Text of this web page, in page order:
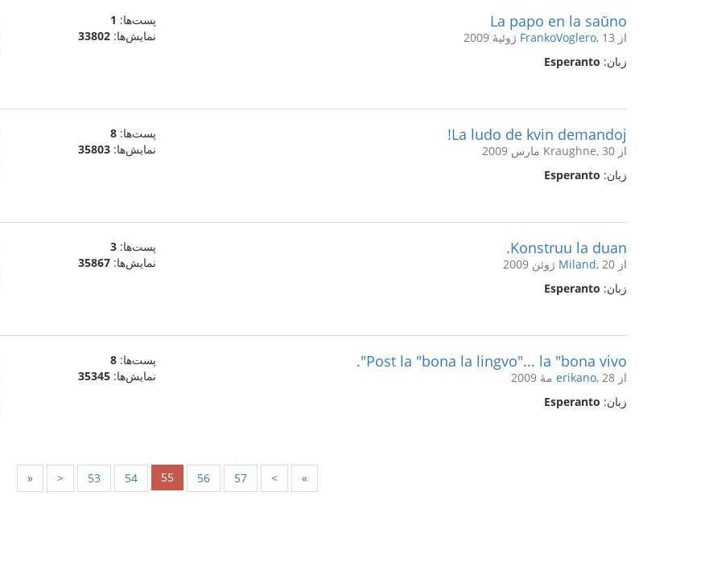
La papo en la saŭno
از FrankoVoglero, 13 ژوئیهٔ 2009
زبان: Esperanto
پست‌ها: 1
نمایش‌ها: 33802
La ludo de kvin demandoj!
از Kraughne, 30 مارس 2009
زبان: Esperanto
پست‌ها: 8
نمایش‌ها: 35803
Konstruu la duan.
از Miland, 20 ژوئن 2009
زبان: Esperanto
پست‌ها: 3
نمایش‌ها: 35867
Post la "bona la lingvo"... la "bona vivo".
از erikano, 28 مهٔ 2009
زبان: Esperanto
پست‌ها: 8
نمایش‌ها: 35345
« < 53 54 55 56 57 > »